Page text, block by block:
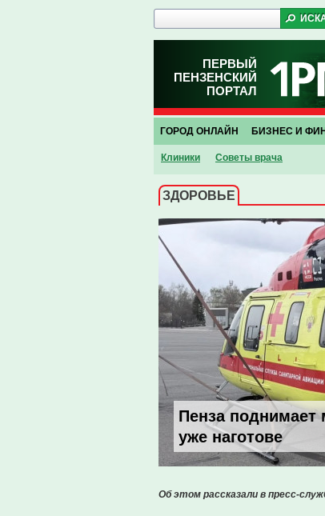
ПЕРВЫЙ
ПЕНЗЕНСКИЙ
ПОРТАЛ
ГОРОД ОНЛАЙН БИЗНЕС И
Клиники Советы врача
ЗДОРОВЬЕ
Пенза поднимает
уже наготове
Об этом рассказали в пресс-